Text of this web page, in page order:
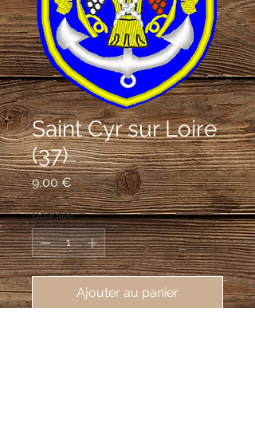
Saint Cyr sur Loire
(37)
9,00 €Prix
Quantité *
Ajouter au panier